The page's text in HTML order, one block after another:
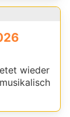
wieder